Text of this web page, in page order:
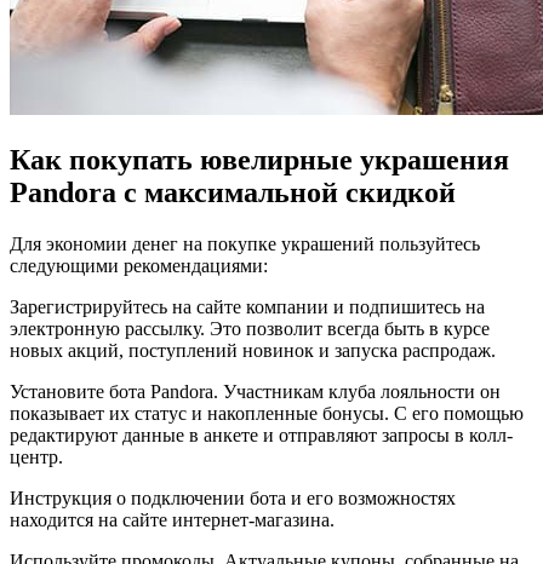
Как покупать ювелирные украшения
Pandora с максимальной скидкой
Для экономии денег на покупке украшений пользуйтесь
следующими рекомендациями:
Зарегистрируйтесь на сайте компании и подпишитесь на
электронную рассылку. Это позволит всегда быть в курсе
новых акций, поступлений новинок и запуска распродаж.
Установите бота Pandora. Участникам клуба лояльности он
показывает их статус и накопленные бонусы. С его помощью
редактируют данные в анкете и отправляют запросы в колл-
центр.
Инструкция о подключении бота и его возможностях
находится на сайте интернет-магазина.